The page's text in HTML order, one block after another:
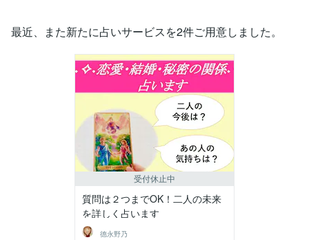
最近、また新たに占いサービスを2件ご用意しました。
受付休止中
質問は２つまでOK！二人の未来
を詳しく占います
德永野乃